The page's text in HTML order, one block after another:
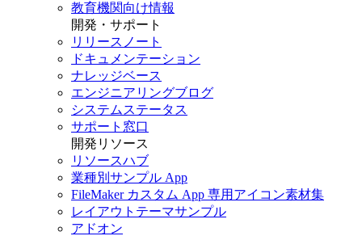
教育機関向け情報
開発・サポート
リリースノート
ドキュメンテーション
ナレッジベース
エンジニアリングブログ
システムステータス
サポート窓口
開発リソース
リソースハブ
業種別サンプル App
FileMaker カスタム App 専用アイコン素材集
レイアウトテーマサンプル
アドオン